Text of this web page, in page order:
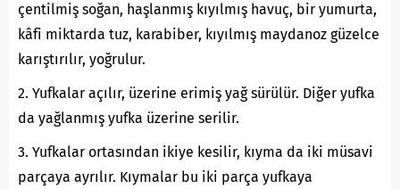
çentilmiş soğan, haşlanmış kıyılmış havuç, bir yumurta,
kâfi miktarda tuz, karabiber, kıyılmış maydanoz güzelce
karıştırılır, yoğrulur.
2. Yufkalar açılır, üzerine erimiş yağ sürülür. Diğer yufka
da yağlanmış yufka üzerine serilir.
3. Yufkalar ortasından ikiye kesilir, kıyma da iki müsavi
parçaya ayrılır. Kıymalar bu iki parça yufkaya